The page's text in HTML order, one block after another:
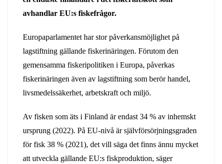
avhandlar EU:s fiskefrågor.
Europaparlamentet har stor påverkansmöjlighet på
lagstiftning gällande fiskerinäringen. Förutom den
gemensamma fiskeripolitiken i Europa, påverkas
fiskerinäringen även av lagstiftning som berör handel,
livsmedelssäkerhet, arbetskraft och miljö.
Av fisken som äts i Finland är endast 34 % av inhemskt
ursprung (2022). På EU-nivå är självförsörjningsgraden
för fisk 38 % (2021), det vill säga det finns ännu mycket
att utveckla gällande EU:s fiskproduktion, säger